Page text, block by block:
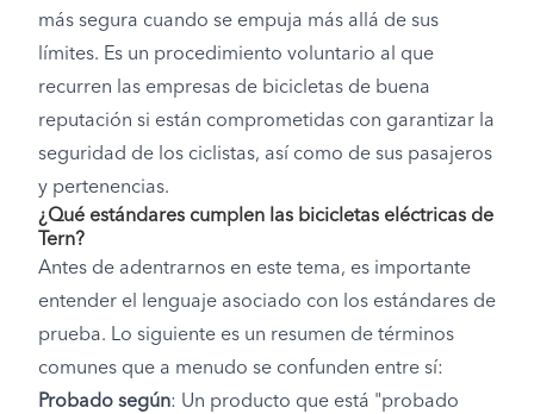
más segura cuando se empuja más allá de sus
límites. Es un procedimiento voluntario al que
recurren las empresas de bicicletas de buena
reputación si están comprometidas con garantizar la
seguridad de los ciclistas, así como de sus pasajeros
y pertenencias.
¿Qué estándares cumplen las bicicletas eléctricas de
Tern?
Antes de adentrarnos en este tema, es importante
entender el lenguaje asociado con los estándares de
prueba. Lo siguiente es un resumen de términos
comunes que a menudo se confunden entre sí:
Probado según: Un producto que está "probado